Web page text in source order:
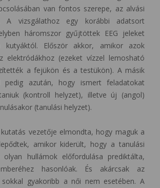
van fontos szerepe, az alvási
A vizsgálathoz egy korábbi adatsort
háromszor gyűjtöttek EEG jeleket
kutyáktól. Először akkor, amikor azok
elektródákhoz (ezeket vízzel lemosható
a fejükön és a testükön). A másik
pedig azután, hogy ismert feladatokat
(kontroll helyzet), illetve új (angol)
(tanulási helyzet).
kutatás vezetője elmondta, hogy maguk a
amikor kiderült, hogy a tanulási
olyan hullámok előfordulása prediktálta,
hasonlóak. És akárcsak az
sokkal gyakoribb a női nem esetében. A